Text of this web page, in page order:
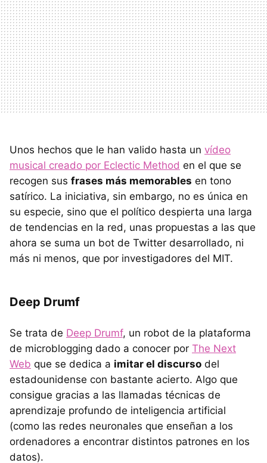
Unos hechos que le han valido hasta un vídeo
musical creado por Eclectic Method en el que se
recogen sus frases más memorables en tono
satírico. La iniciativa, sin embargo, no es única en
su especie, sino que el político despierta una larga
de tendencias en la red, unas propuestas a las que
ahora se suma un bot de Twitter desarrollado, ni
más ni menos, que por investigadores del MIT.
Deep Drumf
Se trata de Deep Drumf, un robot de la plataforma
de microblogging dado a conocer por The Next
Web que se dedica a imitar el discurso del
estadounidense con bastante acierto. Algo que
consigue gracias a las llamadas técnicas de
aprendizaje profundo de inteligencia artificial
(como las redes neuronales que enseñan a los
ordenadores a encontrar distintos patrones en los
datos).